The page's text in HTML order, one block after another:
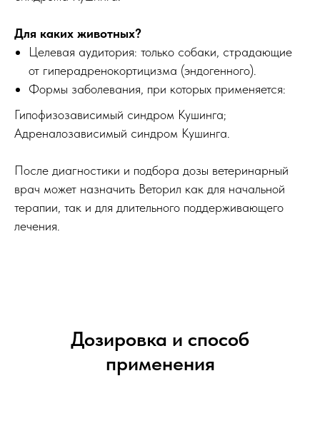
Для каких животных?
Целевая аудитория: только собаки, страдающие
от гиперадренокортицизма (эндогенного).
Формы заболевания, при которых применяется:
Гипофизозависимый синдром Кушинга;
Адреналозависимый синдром Кушинга.
После диагностики и подбора дозы ветеринарный
врач может назначить Веторил как для начальной
терапии, так и для длительного поддерживающего
лечения.
Дозировка и способ
применения